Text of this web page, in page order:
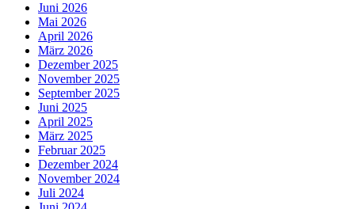
Juni 2026
Mai 2026
April 2026
März 2026
Dezember 2025
November 2025
September 2025
Juni 2025
April 2025
März 2025
Februar 2025
Dezember 2024
November 2024
Juli 2024